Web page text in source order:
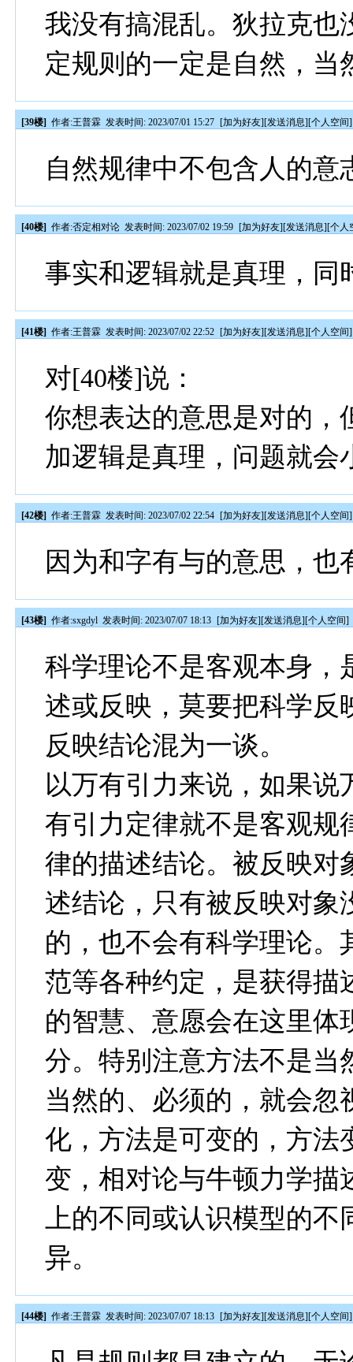
我没有搞混乱。狄拉克也
定规则的一定是自然，当
[39楼] 作者:王普霖 发表时间: 2023/07/01 15:27 [加为好友][发送消息][个人空间]
自然规律中不包含人的意
[40楼] 作者:否定相对论 发表时间: 2023/07/02 19:59 [加为好友][发送消息][个人
事实和逻辑就是真理，同
[41楼] 作者:王普霖 发表时间: 2023/07/02 22:52 [加为好友][发送消息][个人空间]
对[40楼]说：
你想表达的意思是对的，
加逻辑是真理，问题就会
[42楼] 作者:王普霖 发表时间: 2023/07/02 22:54 [加为好友][发送消息][个人空间]
因为和字有与的意思，也
[43楼] 作者:sxgdyl 发表时间: 2023/07/07 18:13 [加为好友][发送消息][个人空间]
科学理论不是客观本身，
述或反映，莫要把科学反
反映结论混为一谈。
以万有引力来说，如果
有引力定律就不是客观规
律的描述结论。被反映对
述结论，只有被反映对象
的，也不会有科学理论。
范等各种约定，是获得描
的智慧、意愿会在这里体
分。特别注意方法不是当
当然的、必须的，就会
化，方法是可变的，方法
变，相对论与牛顿力学描
上的不同或认识模型的
异。
[44楼] 作者:王普霖 发表时间: 2023/07/07 18:13 [加为好友][发送消息][个人空间]